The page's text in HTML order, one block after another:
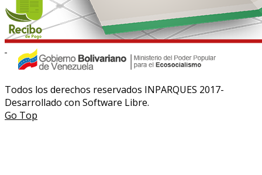
Todos los derechos reservados INPARQUES 2017-
Desarrollado con Software Libre.
Go Top